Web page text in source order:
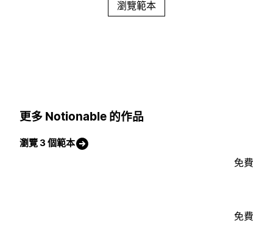
瀏覽範本
更多 Notionable 的作品
瀏覽 3 個範本
免費
免費